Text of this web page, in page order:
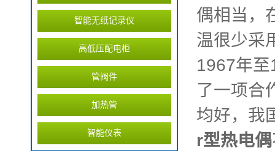
智能无纸记录仪
高低压配电柜
管阀件
加热管
智能仪表
偶相当，
温很少采
1967年
了一项合
均好，我
r型热电偶